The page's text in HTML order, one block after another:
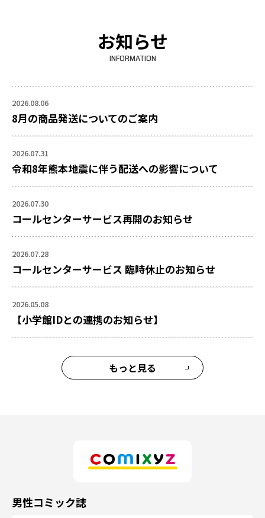
お知らせ
INFORMATION
2026.08.06
8月の商品発送についてのご案内
2026.07.31
令和8年熊本地震に伴う配送への影響について
2026.07.30
コールセンターサービス再開のお知らせ
2026.07.28
コールセンターサービス 臨時休止のお知らせ
2026.05.08
【小学館IDとの連携のお知らせ】
もっと見る
男性コミック誌